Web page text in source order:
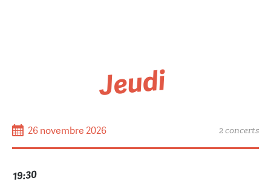
Jeudi
26 novembre 2026 2 concerts
19:30